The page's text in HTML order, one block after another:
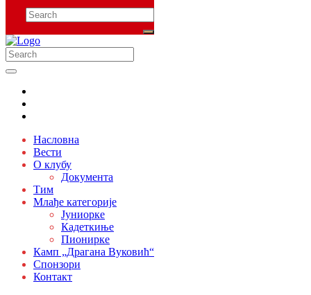
Насловна
Вести
О клубу
Документа
Тим
Млађе категорије
Јуниорке
Кадеткиње
Пионирке
Камп „Драгана Вуковић“
Спонзори
Контакт